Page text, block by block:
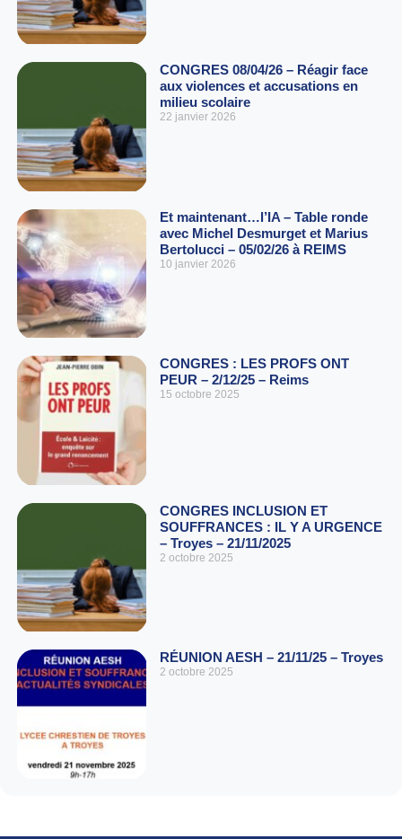
CONGRES 08/04/26 – Réagir face
aux violences et accusations en
milieu scolaire
22 janvier 2026
Et maintenant…l’IA – Table ronde
avec Michel Desmurget et Marius
Bertolucci – 05/02/26 à REIMS
10 janvier 2026
CONGRES : LES PROFS ONT
PEUR – 2/12/25 – Reims
15 octobre 2025
CONGRES INCLUSION ET
SOUFFRANCES : IL Y A URGENCE
– Troyes – 21/11/2025
2 octobre 2025
RÉUNION AESH – 21/11/25 – Troyes
2 octobre 2025